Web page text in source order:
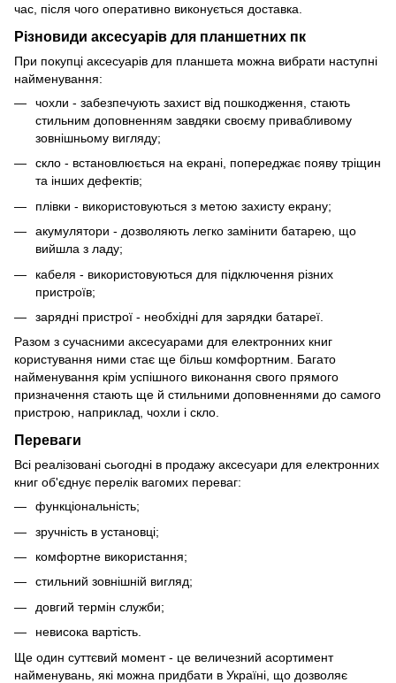
час, після чого оперативно виконується доставка.
Різновиди аксесуарів для планшетних пк
При покупці аксесуарів для планшета можна вибрати наступні
найменування:
чохли - забезпечують захист від пошкодження, стають
стильним доповненням завдяки своєму привабливому
зовнішньому вигляду;
скло - встановлюється на екрані, попереджає появу тріщин
та інших дефектів;
плівки - використовуються з метою захисту екрану;
акумулятори - дозволяють легко замінити батарею, що
вийшла з ладу;
кабеля - використовуються для підключення різних
пристроїв;
зарядні пристрої - необхідні для зарядки батареї.
Разом з сучасними аксесуарами для електронних книг
користування ними стає ще більш комфортним. Багато
найменування крім успішного виконання свого прямого
призначення стають ще й стильними доповненнями до самого
пристрою, наприклад, чохли і скло.
Переваги
Всі реалізовані сьогодні в продажу аксесуари для електронних
книг об'єднує перелік вагомих переваг:
функціональність;
зручність в установці;
комфортне використання;
стильний зовнішній вигляд;
довгий термін служби;
невисока вартість.
Ще один суттєвий момент - це величезний асортимент
найменувань, які можна придбати в Україні, що дозволяє